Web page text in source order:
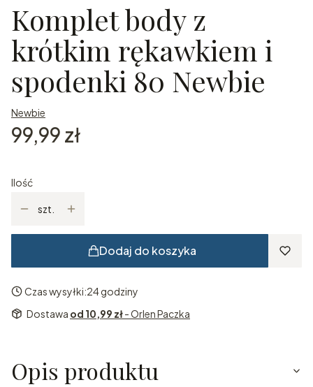
Komplet body z
krótkim rękawkiem i
spodenki 80 Newbie
Newbie
Cena
99,99 zł
Ilość
szt.
Dodaj do koszyka
Czas wysyłki:24 godziny
Dostawa od 10,99 zł- Orlen Paczka
Opis produktu